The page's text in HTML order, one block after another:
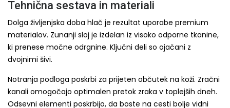
Tehnična sestava in materiali
Dolga življenjska doba hlač je rezultat uporabe premium
materialov. Zunanji sloj je izdelan iz visoko odporne tkanine,
ki prenese močne odrgnine. Ključni deli so ojačani z
dvojnimi šivi.
Notranja podloga poskrbi za prijeten občutek na koži. Zračni
kanali omogočajo optimalen pretok zraka v toplejših dneh.
Odsevni elementi poskrbijo, da boste na cesti bolje vidni